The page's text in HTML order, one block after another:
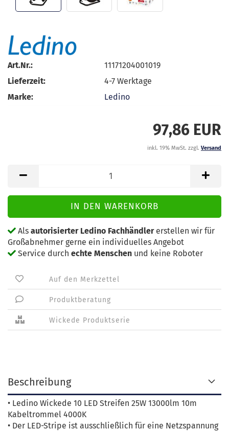
Art.Nr.:
11171204001019
Lieferzeit:
4-7 Werktage
Marke:
Ledino
97,86 EUR
inkl. 19% MwSt. zzgl. Versand
Als autorisierter Ledino Fachhändlererstellen wir für
Großabnehmer gerne ein individuelles Angebot
Service durch echte Menschen und keine Roboter
Auf den Merkzettel
Produktberatung
Wickede Produktserie
Beschreibung
• Ledino Wickede 10 LED Streifen 25W 13000lm 10m
Kabeltrommel 4000K
• Der LED-Stripe ist ausschließlich für eine Netzspannung